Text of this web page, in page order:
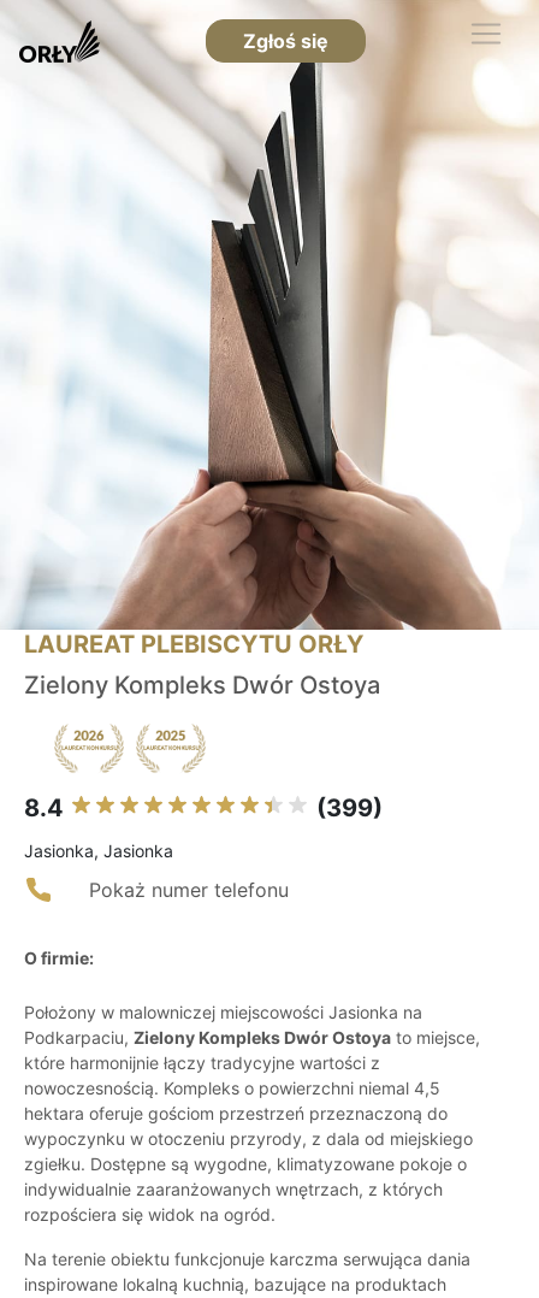
Zgłoś się
LAUREAT PLEBISCYTU ORŁY
Zielony Kompleks Dwór Ostoya
8.4 (399)
Jasionka, Jasionka
Pokaż numer telefonu
O firmie:
Położony w malowniczej miejscowości Jasionka na
Podkarpaciu, Zielony Kompleks Dwór Ostoya to miejsce,
które harmonijnie łączy tradycyjne wartości z
nowoczesnością. Kompleks o powierzchni niemal 4,5
hektara oferuje gościom przestrzeń przeznaczoną do
wypoczynku w otoczeniu przyrody, z dala od miejskiego
zgiełku. Dostępne są wygodne, klimatyzowane pokoje o
indywidualnie zaaranżowanych wnętrzach, z których
rozpościera się widok na ogród.
Na terenie obiektu funkcjonuje karczma serwująca dania
inspirowane lokalną kuchnią, bazujące na produktach